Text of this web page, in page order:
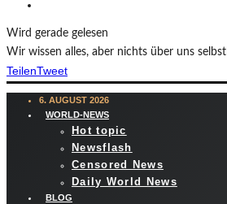
Wird gerade gelesen
Wir wissen alles, aber nichts über uns selbst
TeilenTweet
6. AUGUST 2026
WORLD-NEWS
Hot topic
Newsflash
Censored News
Daily World News
BLOG